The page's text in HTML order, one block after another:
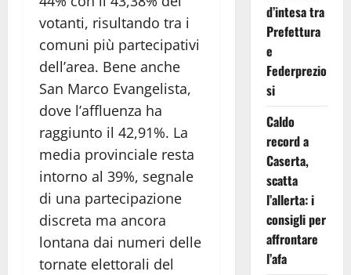
votanti, risultando tra i
comuni più partecipativi
dell’area. Bene anche
San Marco Evangelista,
dove l’affluenza ha
raggiunto il 42,91%. La
media provinciale resta
intorno al 39%, segnale
di una partecipazione
discreta ma ancora
lontana dai numeri delle
tornate elettorali del
d’intesa tra
Prefettura
e
Federprezio
si
Caldo
record a
Caserta,
scatta
l’allerta: i
consigli per
affrontare
l’afa